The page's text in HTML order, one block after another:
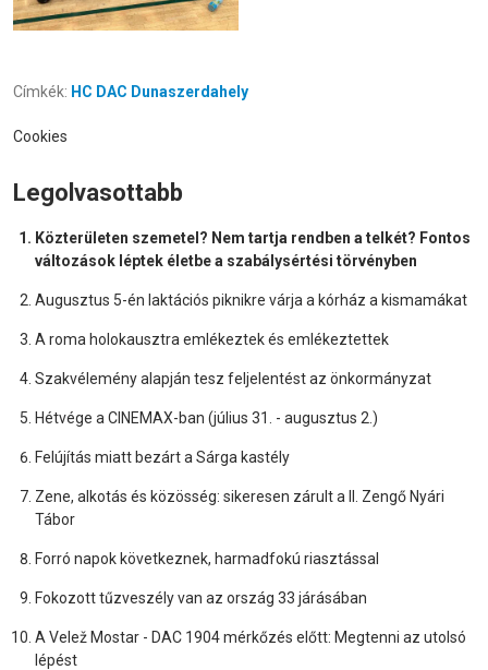
Címkék: HC DAC Dunaszerdahely
Cookies
Legolvasottabb
Közterületen szemetel? Nem tartja rendben a telkét? Fontos
változások léptek életbe a szabálysértési törvényben
Augusztus 5-én laktációs piknikre várja a kórház a kismamákat
A roma holokausztra emlékeztek és emlékeztettek
Szakvélemény alapján tesz feljelentést az önkormányzat
Hétvége a CINEMAX-ban (július 31. - augusztus 2.)
Felújítás miatt bezárt a Sárga kastély
Zene, alkotás és közösség: sikeresen zárult a II. Zengő Nyári
Tábor
Forró napok következnek, harmadfokú riasztással
Fokozott tűzveszély van az ország 33 járásában
A Velež Mostar - DAC 1904 mérkőzés előtt: Megtenni az utolsó
lépést